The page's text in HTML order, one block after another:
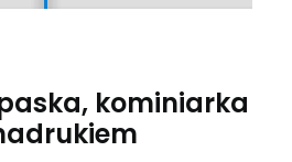
kominiarka